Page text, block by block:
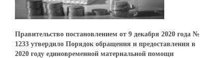
Правительство постановлением от 9 декабря 2020 года №
1233 утвердило Порядок обращения и предоставления в
2020 году единовременной материальной помощи